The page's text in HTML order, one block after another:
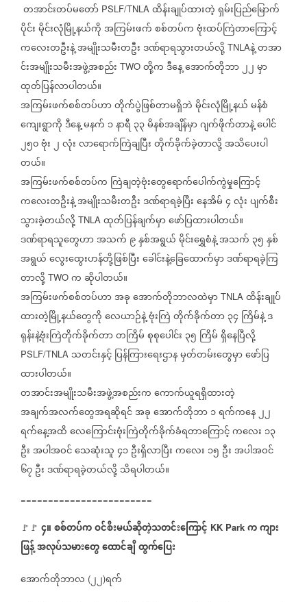
တအာင်းတပ်မတော် PSLF/TNLA ထိန်းချုပ်ထားတဲ့ရှမ်းပြည်မြောက်
ပိုင်းမိုင်းလုံမြို့နယ်ကိုအကြမ်းဖက်စစ်တပ်ကဗုံးထပ်ကြဲတာကြောင့်
ကလေးတဦးနဲ့အမျိုးသမီးတဦးဒဏ်ရာရသွားတယ်လို့ TNLAနဲ့တအာ
င်းအမျိုးသမီးအဖွဲ့အစည်း TWO တို့ကဒီနေ့အောက်တိုဘာ၂၂မှာ
ထုတ်ပြန်လာပါတယ်။
အကြမ်းဖက်စစ်တပ်ဟာတိုက်ပွဲဖြစ်တာမရှိဘဲမိုင်းလုံမြို့နယ်မန်စံ
ကျေးရွာကိုဒီနေ့မနက် ၁နာရီ ၃၃မိနစ်အချိန်မှာဂျက်ဖိုက်တာနဲ့ပေါင်
၂၅၀ဗုံး၂လုံးလာရောက်ကြဲချပြီးတိုက်ခိုက်ခဲ့တာလို့အသိပေးပါ
တယ်။
အကြမ်းဖက်စစ်တပ်က ကြဲချတဲ့ဗုံးတွေရောက်ပေါက်ကွဲမှုကြောင့်
ကလေးတဦးနဲ့အမျိုးသမီးတဦးဒဏ်ရာရခဲ့ပြီးနေအိမ်၄လုံးပျက်စီး
သွားခဲ့တယ်လို့ TNLA ထုတ်ပြန်ချက်မှာဖော်ပြထားပါတယ်။
ဒဏ်ရာရသူတွေဟာအသက် ၉နှစ်အရွယ်မိုင်းရွှေစံနဲ့အသက် ၃၅နှစ်
အရွယ်လွေးထွေးဟန်တို့ဖြစ်ပြီးခေါင်းနဲ့ခြေထောက်မှာဒဏ်ရာရခဲ့ကြ
တာလို့ TWO ကဆိုပါတယ်။
အကြမ်းဖက်စစ်တပ်ဟာအခုအောက်တိုဘာလထဲမှာ TNLA ထိန်းချုပ်
ထားတဲ့မြို့နယ်တွေကိုလေယာဉ်နဲ့ဗုံးကြဲတိုက်ခိုက်တာ၃၄ ကြိမ်နဲ့ဒ
ရုန်းနဲ့ဗုံးကြဲတိုက်ခိုက်တာတကြိမ်စုစုပေါင်း ၃၅ ကြိမ်ရှိနေပြီလို့
PSLF/TNLA သတင်းနှင့်ပြန်ကြားရေးဌာနမှတ်တမ်းတွေမှာဖော်ပြ
ထားပါတယ်။
တအာင်းအမျိုးသမီးအဖွဲ့အစည်းကကောက်ယူရရှိထားတဲ့
အချက်အလက်တွေအရဆိုရင်အခုအောက်တိုဘာ၁ရက်ကနေ၂၂
ရက်နေ့အထိလေကြောင်းဗုံးကြဲတိုက်ခိုက်ခံရတာကြောင့်ကလေး ၁၃
ဦးအပါအဝင်သေဆုံးသူ၄၁ဦးရှိလာပြီးကလေး ၁၅ ဦးအပါအဝင်
၆၇ဦးဒဏ်ရာရခဲ့တယ်လို့သိရပါတယ်။
========================
🚩🚩 ⁨⁨⁨⁨⁨⁨⁨⁨⁨⁨⁨⁨⁨ ၄။စစ်တပ်ကဝင်စီးမယ်ဆိုတဲ့သတင်းကြောင့် KK Park ကကျား
ဖြန့်အလုပ်သမားတွေထောင်ချီထွက်ပြေး
အောက်တိုဘာလ (၂၂)ရက်